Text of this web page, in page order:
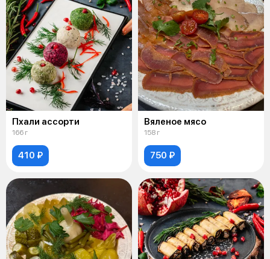
Пхали ассорти
166 г
410 ₽
Вяленое мясо
158 г
750 ₽